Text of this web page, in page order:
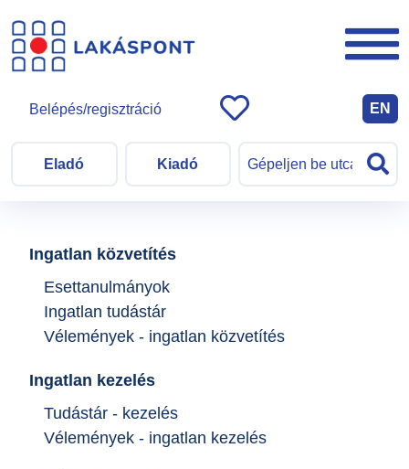
Eladó Kiadó
Belépés/regisztráció EN
Ingatlan közvetítés
Esettanulmányok
Ingatlan tudástár
Vélemények - ingatlan közvetítés
Ingatlan kezelés
Tudástár - kezelés
Vélemények - ingatlan kezelés